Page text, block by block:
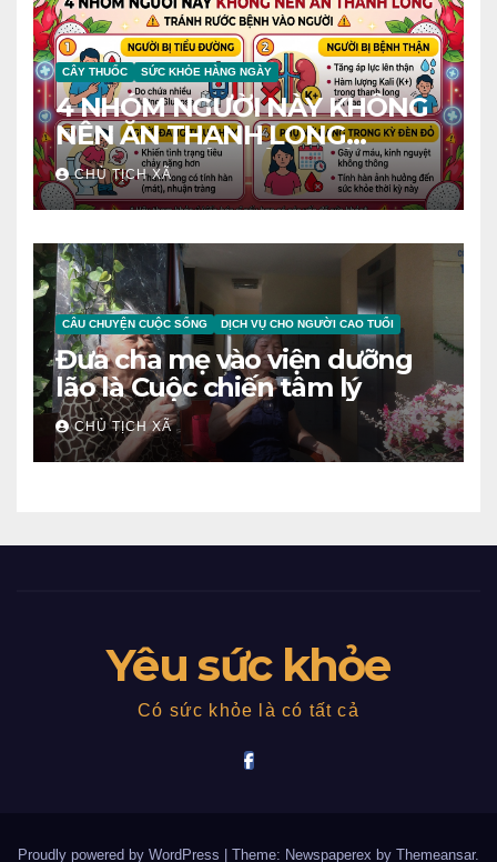
CÂY THUỐC SỨC KHỎE HÀNG NGÀY
4 NHÓM NGƯỜI NÀY KHÔNG
NÊN ĂN THANH LONG
TRÁNH RƯỚC BỆNH VÀO
NGƯỜI
CHỦ TỊCH XÃ
CÂU CHUYỆN CUỘC SỐNG DỊCH VỤ CHO NGƯỜI CAO TUỔI
Đưa cha mẹ vào viện dưỡng
lão là Cuộc chiến tâm lý
CHỦ TỊCH XÃ
Yêu sức khỏe
Có sức khỏe là có tất cả
Proudly powered by WordPress Theme: Newspaperex by Themeansar.